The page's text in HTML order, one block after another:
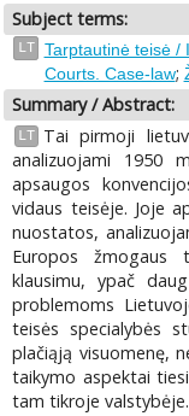
Subject terms:
LT Tarptautinė teisė /
Courts. Case-law;
Summary / Abstract:
LT
Tai pirmoji
analizuojami 1950
apsaugos
vidaus teisėje. Joje
nuostatos,
Europos žmogaus
klausimu, ypač
problemoms
teisės specialybės
plačiąją visuomenę,
taikymo aspektai
tam tikroje valstybėje.